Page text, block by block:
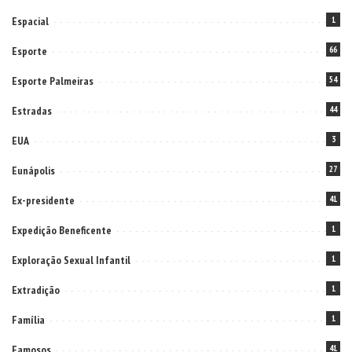
Espacial 1
Esporte 66
Esporte Palmeiras 54
Estradas 44
EUA 3
Eunápolis 27
Ex-presidente 41
Expedição Beneficente 1
Exploração Sexual Infantil 1
Extradição 1
Família 1
41